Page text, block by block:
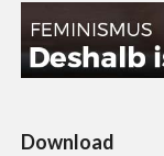
Download